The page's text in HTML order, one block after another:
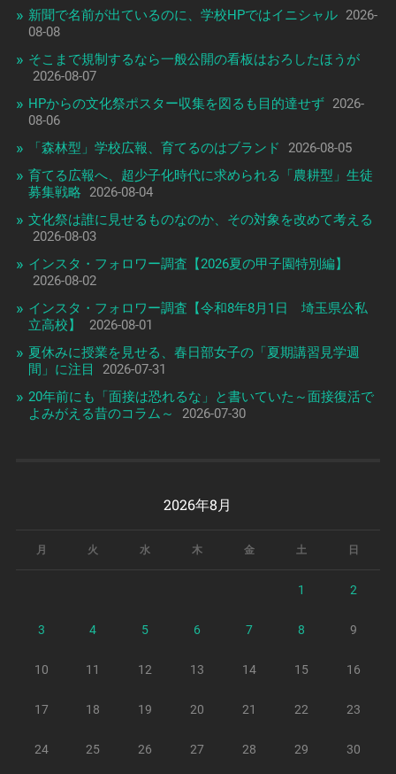
新聞で名前が出ているのに、学校HPではイニシャル 2026-
08-08
そこまで規制するなら一般公開の看板はおろしたほうが
2026-08-07
HPからの文化祭ポスター収集を図るも目的達せず 2026-
08-06
「森林型」学校広報、育てるのはブランド
2026-08-05
育てる広報へ、超少子化時代に求められる「農耕型」生徒
募集戦略
2026-08-04
文化祭は誰に見せるものなのか、その対象を改めて考える
2026-08-03
インスタ・フォロワー調査【2026夏の甲子園特別編】
2026-08-02
インスタ・フォロワー調査【令和8年8月1日 埼玉県公私
立高校】
2026-08-01
夏休みに授業を見せる、春日部女子の「夏期講習見学週
間」に注目
2026-07-31
20年前にも「面接は恐れるな」と書いていた～面接復活で
よみがえる昔のコラム～
2026-07-30
2026年8月
月 火 水 木 金 土 日
1 2
3 4 5 6 7 8 9
10 11 12 13 14 15 16
17 18 19 20 21 22 23
24 25 26 27 28 29 30